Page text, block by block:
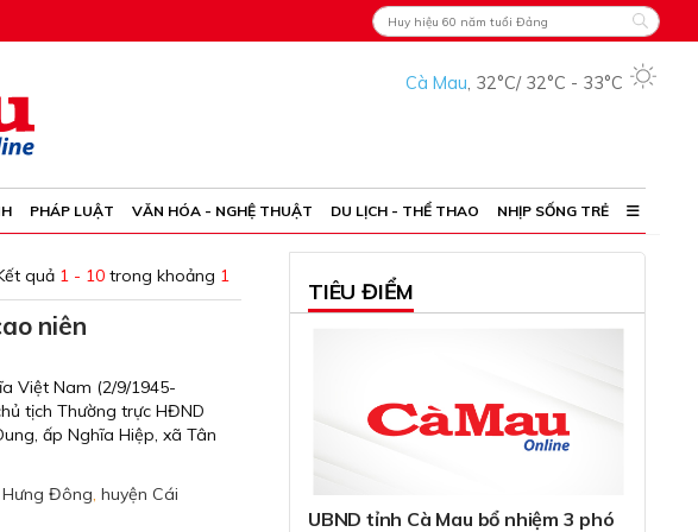
Cà Mau, 32°C/ 32°C - 33°C
PHÁP LUẬT VĂN HÓA - NGHỆ THUẬT DU LỊCH - THỂ THAO NHỊP SỐNG TRẺ
quả 1 - 10 trong khoảng 1
niên
Việt Nam (2/9/1945-
tịch Thường trực HĐND
ấp Nghĩa Hiệp, xã Tân
Đông, huyện Cái
TIÊU ĐIỂM
UBND tỉnh Cà Mau bổ nhiệm 3 phó